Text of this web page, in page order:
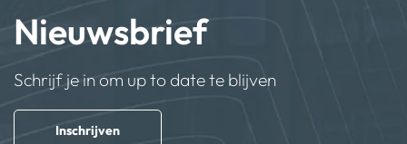
Nieuwsbrief
Schrijf je in om up to date te blijven
Inschrijven